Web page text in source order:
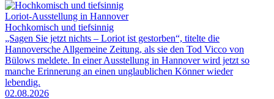
Loriot-Ausstellung in Hannover
Hochkomisch und tiefsinnig
„Sagen Sie jetzt nichts – Loriot ist gestorben“, titelte die
Hannoversche Allgemeine Zeitung, als sie den Tod Vicco von
Bülows meldete. In einer Ausstellung in Hannover wird jetzt so
manche Erinnerung an einen unglaublichen Könner wieder
lebendig.
02.08.2026